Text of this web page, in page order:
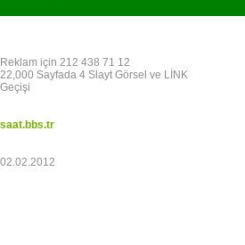
Reklam için 212 438 71 12
22,000 Sayfada 4 Slayt Görsel ve LİNK
Geçişi
saat.bbs.tr
02.02.2012